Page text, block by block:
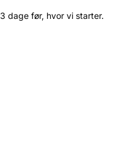
dage før, hvor vi starter.